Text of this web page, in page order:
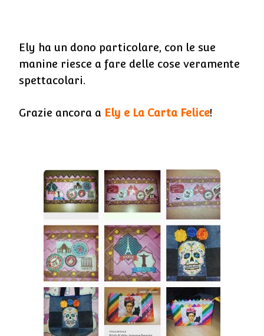
Ely ha un dono particolare, con le sue
manine riesce a fare delle cose veramente
spettacolari.
Grazie ancora a Ely e La Carta Felice!